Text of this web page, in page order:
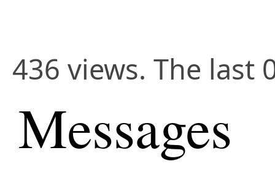
436 views. The last
Messages